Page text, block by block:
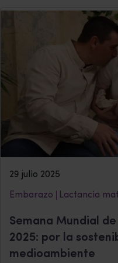
29 julio 2025
Embarazo Lactancia
Semana Mundial
2025: por la
medioambiente